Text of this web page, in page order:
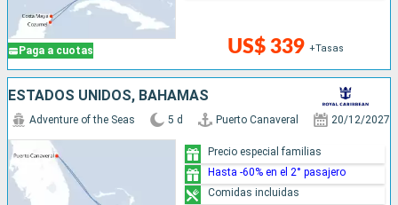
Paga a cuotas US$ 339 +Tasas
ESTADOS UNIDOS, BAHAMAS
Adventure of the Seas 5 d Puerto Canaveral 20/12/2027
Precio especial familias
Hasta -60% en el 2° pasajero
Comidas incluidas